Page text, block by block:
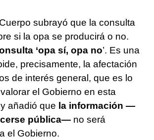
subrayó que la consulta
si la opa se producirá o no.
‘opa sí, opa no’. Es una
precisamente, la afectación
de interés general, que es lo
el Gobierno en esta
añadió que la información —
pública— no será
el Gobierno.